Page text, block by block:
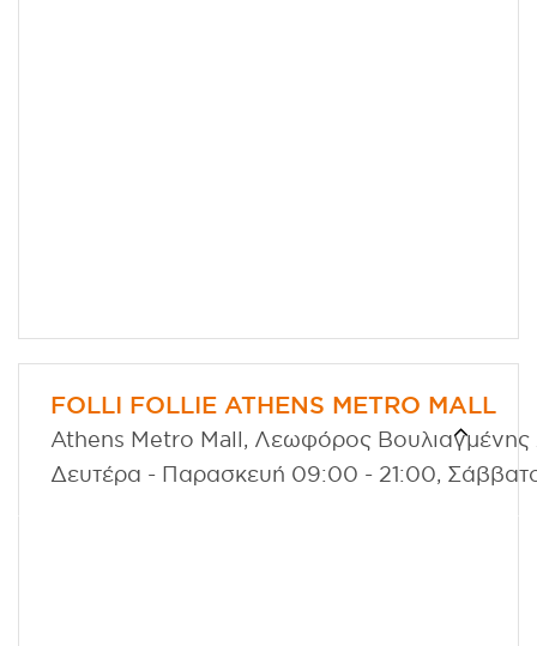
FOLLI FOLLIE ATHENS METRO MALL
Athens Metro Mall, Λεωφόρος Βουλιαγμένης
Δευτέρα - Παρασκευή 09:00 - 21:00,